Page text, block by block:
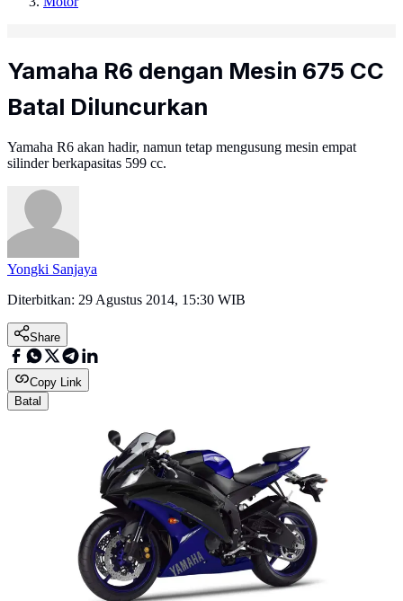
Yamaha R6 dengan Mesin 675 CC
Batal Diluncurkan
Yamaha R6 akan hadir, namun tetap mengusung mesin empat
silinder berkapasitas 599 cc.
Yongki Sanjaya
Diterbitkan: 29 Agustus 2014, 15:30 WIB
Share
Copy Link
Batal